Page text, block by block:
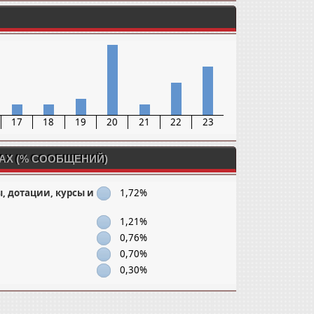
17 18 19 20 21 22 23
(% СООБЩЕНИЙ)
дотации, курсы и 1,72%
1,21%
0,76%
0,70%
0,30%